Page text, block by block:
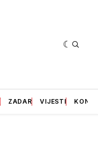
ZADAR VIJESTI